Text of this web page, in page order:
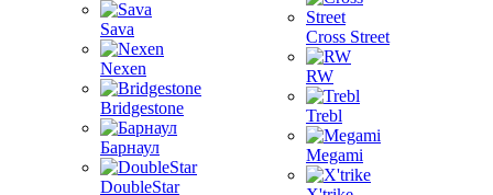
Sava
Nexen
Bridgestone
Барнаул
DoubleStar
Cross Street
RW
Trebl
Megami